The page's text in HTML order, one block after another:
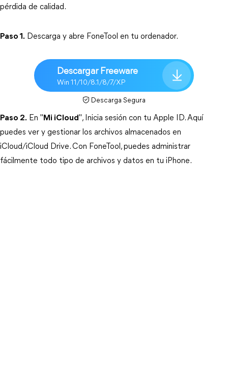
pérdida de calidad.
Paso 1. Descarga y abre FoneTool en tu ordenador.
Descargar Freeware
Win 11/10/8.1/8/7/XP
Descarga Segura
Paso 2. En " Mi iCloud",
puedes ver y gestionar los archivos almacenados en
iCloud/iCloud Drive. Con FoneTool, puedes administrar
fácilmente todo tipo de archivos y datos en tu iPhone.